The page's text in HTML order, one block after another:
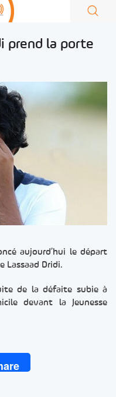
prend la porte
aujourd’hui le départ
Lassaad Dridi.
de la défaite subie à
devant la Jeunesse